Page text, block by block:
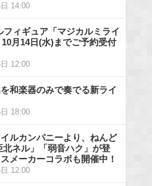
14:00
フィギュア「マジカルミライ
10月14日(水)までご予約受付
12:00
和楽器のみで奏でる新ライ
18:00
ルカンパニーより、ねんど
北ネル」「弱音ハク」が登
メーカーコラボも開催中！
12:00